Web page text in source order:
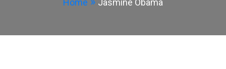
Home Jasmine Obama